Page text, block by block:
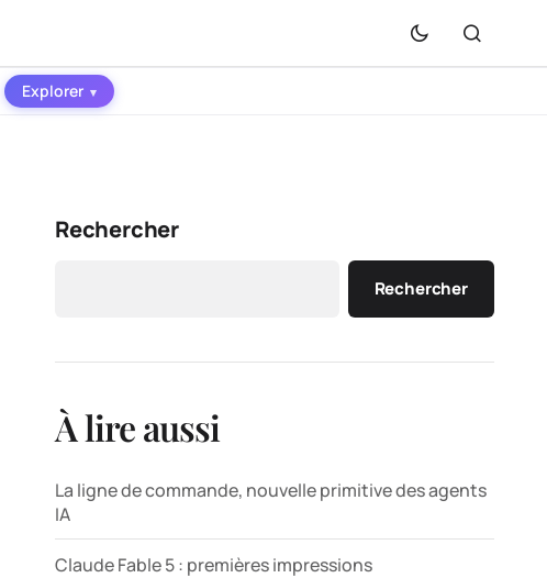
Explorer ▾
Rechercher
Rechercher
À lire aussi
La ligne de commande, nouvelle primitive des agents
IA
Claude Fable 5 : premières impressions